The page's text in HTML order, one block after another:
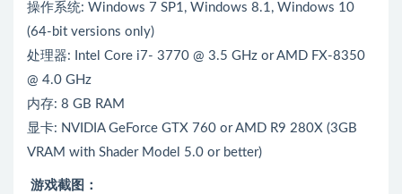
操作系统: Windows 7 SP1, Windows 8.1, Windows 10
(64-bit versions only)
处理器: Intel Core i7- 3770 @ 3.5 GHz or AMD FX-8350
@ 4.0 GHz
内存: 8 GB RAM
显卡: NVIDIA GeForce GTX 760 or AMD R9 280X (3GB
VRAM with Shader Model 5.0 or better)
游戏截图：